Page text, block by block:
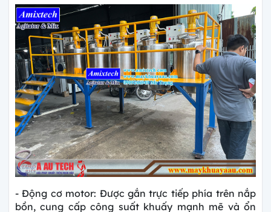
- Động cơ motor: Được gắn trực tiếp phía trên nắp
bồn, cung cấp công suất khuấy mạnh mẽ và ổn